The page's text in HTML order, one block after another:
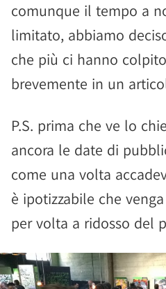
comunque il tempo a
limitato, abbiamo
che più ci hanno
brevemente in un
P.S. prima che ve lo
ancora le date di
come una volta
è ipotizzabile che
per volta a ridosso del